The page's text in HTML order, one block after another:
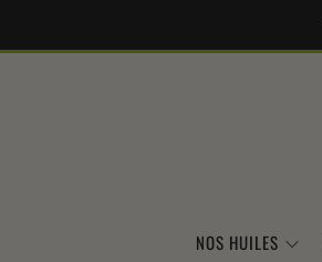
NOS HUILES